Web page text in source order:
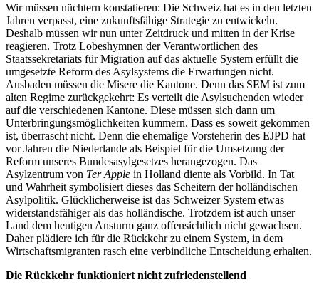
Wir müssen nüchtern konstatieren: Die Schweiz hat es in den letzten
Jahren verpasst, eine zukunftsfähige Strategie zu entwickeln.
Deshalb müssen wir nun unter Zeitdruck und mitten in der Krise
reagieren. Trotz Lobeshymnen der Verantwortlichen des
Staatssekretariats für Migration auf das aktuelle System erfüllt die
umgesetzte Reform des Asylsystems die Erwartungen nicht.
Ausbaden müssen die Misere die Kantone. Denn das SEM ist zum
alten Regime zurückgekehrt: Es verteilt die Asylsuchenden wieder
auf die verschiedenen Kantone. Diese müssen sich dann um
Unterbringungsmöglichkeiten kümmern. Dass es soweit gekommen
ist, überrascht nicht. Denn die ehemalige Vorsteherin des EJPD hat
vor Jahren die Niederlande als Beispiel für die Umsetzung der
Reform unseres Bundesasylgesetzes herangezogen. Das
Asylzentrum von Ter Apple in Holland diente als Vorbild. In Tat
und Wahrheit symbolisiert dieses das Scheitern der holländischen
Asylpolitik. Glücklicherweise ist das Schweizer System etwas
widerstandsfähiger als das holländische. Trotzdem ist auch unser
Land dem heutigen Ansturm ganz offensichtlich nicht gewachsen.
Daher plädiere ich für die Rückkehr zu einem System, in dem
Wirtschaftsmigranten rasch eine verbindliche Entscheidung erhalten.
Die Rückkehr funktioniert nicht zufriedenstellend